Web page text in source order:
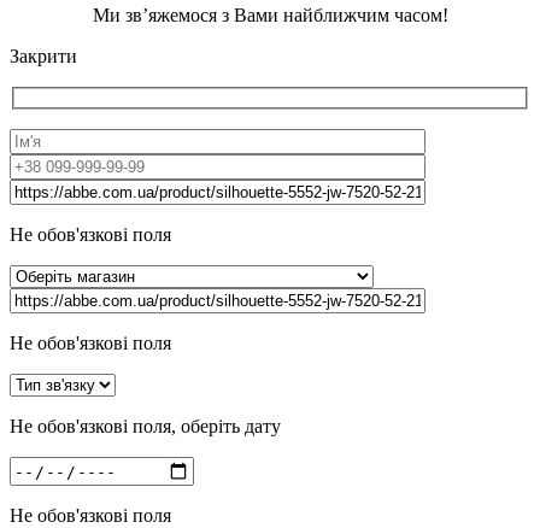
Ми зв’яжемося з Вами найближчим часом!
Закрити
Не обов'язкові поля
Не обов'язкові поля
Не обов'язкові поля, оберіть дату
Не обов'язкові поля